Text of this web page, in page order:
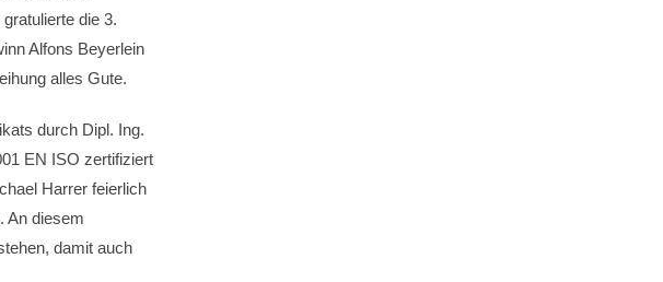
die 3.
Alfons Beyerlein
alles Gute.
durch Dipl. Ing.
EN ISO zertifiziert
Harrer feierlich
An diesem
damit auch